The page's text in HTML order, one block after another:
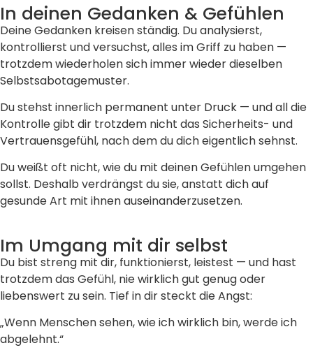
In deinen Gedanken & Gefühlen
Deine Gedanken kreisen ständig. Du analysierst,
kontrollierst und versuchst, alles im Griff zu haben —
trotzdem wiederholen sich immer wieder dieselben
Selbstsabotagemuster.
Du stehst innerlich permanent unter Druck — und all die
Kontrolle gibt dir trotzdem nicht das Sicherheits- und
Vertrauensgefühl, nach dem du dich eigentlich sehnst.
Du weißt oft nicht, wie du mit deinen Gefühlen umgehen
sollst. Deshalb verdrängst du sie, anstatt dich auf
gesunde Art mit ihnen auseinanderzusetzen.
Im Umgang mit dir selbst
Du bist streng mit dir, funktionierst, leistest — und hast
trotzdem das Gefühl, nie wirklich gut genug oder
liebenswert zu sein. Tief in dir steckt die Angst:
„Wenn Menschen sehen, wie ich wirklich bin, werde ich
abgelehnt.“